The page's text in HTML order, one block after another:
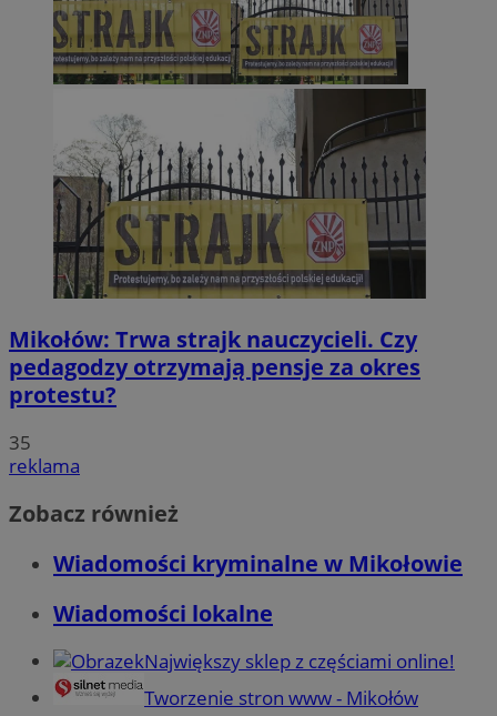
Mikołów: Trwa strajk nauczycieli. Czy
pedagodzy otrzymają pensje za okres
protestu?
35
reklama
Zobacz również
Wiadomości kryminalne w Mikołowie
Wiadomości lokalne
Największy sklep z częściami online!
Tworzenie stron www - Mikołów